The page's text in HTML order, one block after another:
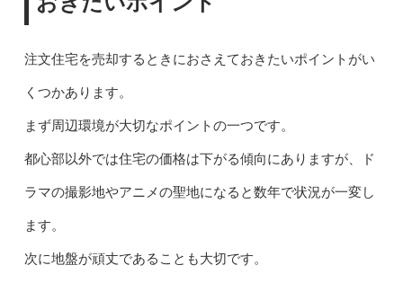
注文住宅を売却するときにおさえておきたいポイントがい
くつかあります。
まず周辺環境が大切なポイントの一つです。
都心部以外では住宅の価格は下がる傾向にありますが、ド
ラマの撮影地やアニメの聖地になると数年で状況が一変し
ます。
次に地盤が頑丈であることも大切です。